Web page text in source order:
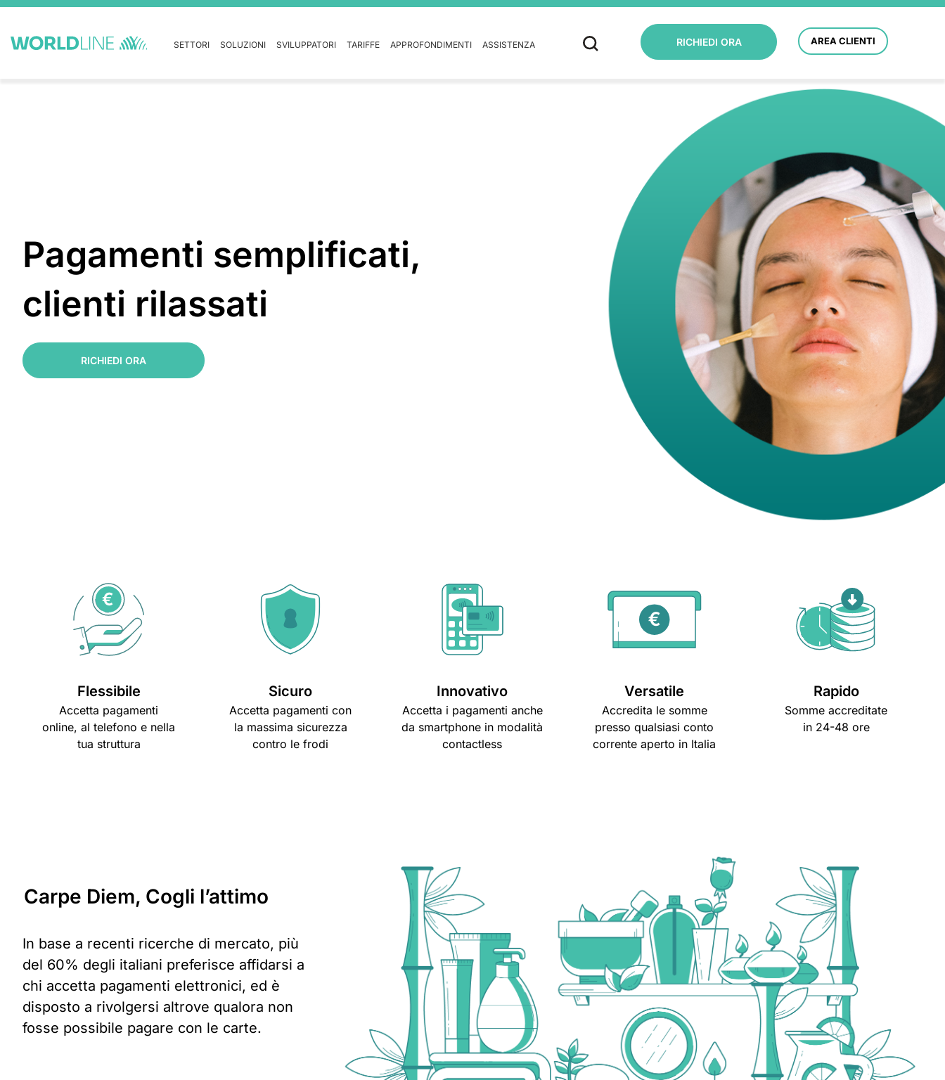
SETTORI SOLUZIONI SVILUPPATORI TARIFFE APPROFONDIMENTI ASSISTENZA RICHIEDI ORA AREA CLIENTI
Pagamenti semplificati,
clienti rilassati
RICHIEDI ORA
Flessibile
Accetta pagamenti
online, al telefono e nella
tua struttura
Sicuro
Accetta pagamenti con
la massima sicurezza
contro le frodi
Innovativo
Accetta i pagamenti anche
da smartphone in modalità
contactless
Versatile
Accredita le somme
presso qualsiasi conto
corrente aperto in Italia
Rapido
Somme accreditate
in 24-48 ore
Carpe Diem, Cogli l’attimo
In base a recenti ricerche di mercato, più
del 60% degli italiani preferisce affidarsi a
chi accetta pagamenti elettronici, ed è
disposto a rivolgersi altrove qualora non
fosse possibile pagare con le carte.